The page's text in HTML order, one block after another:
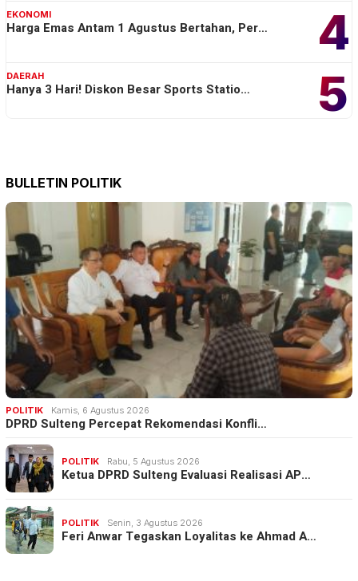
4
EKONOMI
Harga Emas Antam 1 Agustus Bertahan, Per…
5
DAERAH
Hanya 3 Hari! Diskon Besar Sports Statio…
BULLETIN POLITIK
POLITIK Kamis, 6 Agustus 2026
DPRD Sulteng Percepat Rekomendasi Konfli…
POLITIK Rabu, 5 Agustus 2026
Ketua DPRD Sulteng Evaluasi Realisasi AP…
POLITIK Senin, 3 Agustus 2026
Feri Anwar Tegaskan Loyalitas ke Ahmad A…